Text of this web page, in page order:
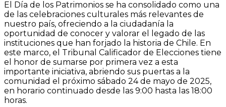
El Día de los Patrimonios se ha consolidado como una
de las celebraciones culturales más relevantes de
nuestro país, ofreciendo a la ciudadanía la
oportunidad de conocer y valorar el legado de las
instituciones que han forjado la historia de Chile. En
este marco, el Tribunal Calificador de Elecciones tiene
el honor de sumarse por primera vez a esta
importante iniciativa, abriendo sus puertas a la
comunidad el próximo sábado 24 de mayo de 2025,
en horario continuado desde las 9:00 hasta las 18:00
horas.